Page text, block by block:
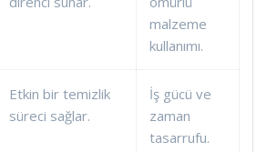
malzeme
kullanımı.
Etkin bir temizlik
süreci sağlar.
İş gücü ve
zaman
tasarrufu.